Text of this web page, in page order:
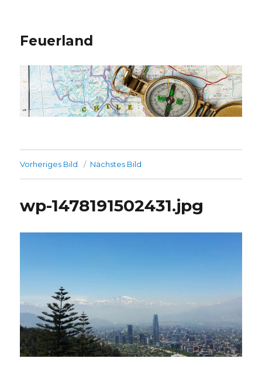
Feuerland
Vorheriges Bild Nächstes Bild
wp-1478191502431.jpg